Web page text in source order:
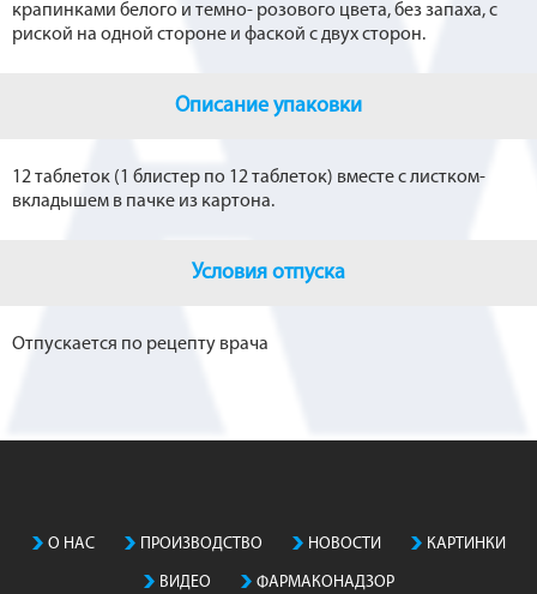
крапинками белого и темно- розового цвета, без запаха, с
риской на одной стороне и фаской с двух сторон.
Описание упаковки
12 таблеток (1 блистер по 12 таблеток) вместе с листком-
вкладышем в пачке из картона.
Условия отпуска
Отпускается по рецепту врача
О НАС ПРОИЗВОДСТВO НОВОСТИ КАРТИНКИ
ВИДЕО ФАРМАКОНАДЗОР